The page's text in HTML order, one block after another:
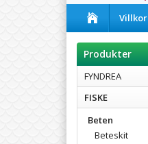
Villkor
Produkter
FYNDREA
FISKE
Beten
Beteskit